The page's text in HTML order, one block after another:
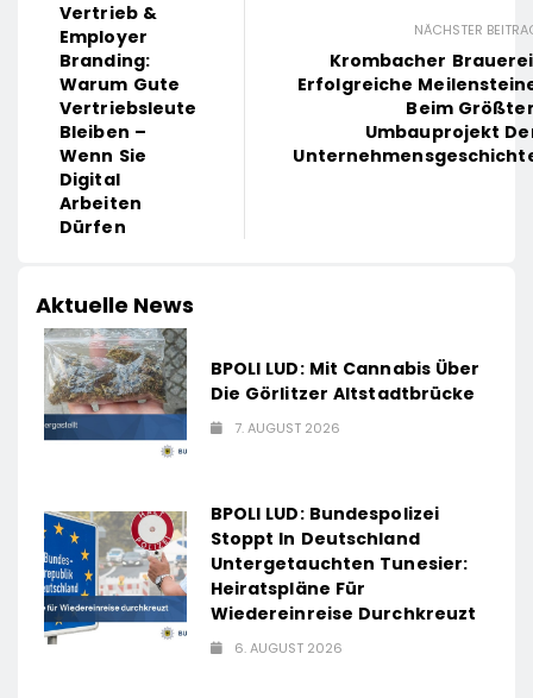
Vertrieb &
Employer
Branding:
Warum Gute
Vertriebsleute
Bleiben –
Wenn Sie
Digital
Arbeiten
Dürfen
NÄCHSTER
Krombacher
Erfolgreiche
Beim
Umbauprojekt
Aktuelle News
BPOLI LUD: Mit Cannabis Über
Die Görlitzer Altstadtbrücke
7. AUGUST 2026
BPOLI LUD: Bundespolizei
Stoppt In Deutschland
Untergetauchten Tunesier:
Heiratspläne Für
Wiedereinreise Durchkreuzt
6. AUGUST 2026